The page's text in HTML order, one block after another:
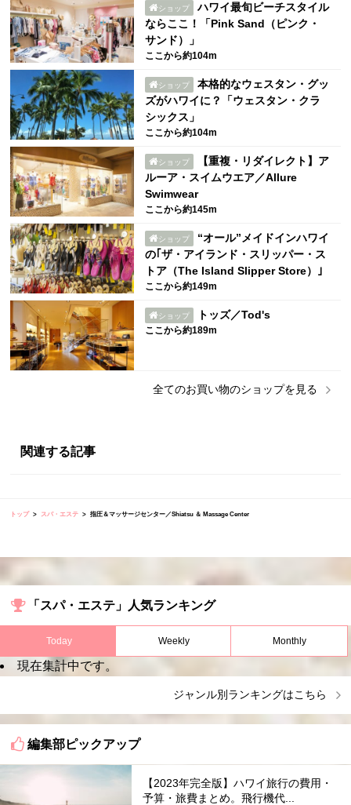
ショップ
ハワイ最旬ビーチスタイル
ならここ！「Pink Sand（ピンク・
サンド）」
ここから約104m
ショップ
本格的なウェスタン・グッ
ズがハワイに？「ウェスタン・クラ
シックス」
ここから約104m
ショップ
【重複・リダイレクト】ア
ルーア・スイムウエア／Allure
Swimwear
ここから約145m
ショップ
“オール”メイドインハワイ
の｢ザ・アイランド・スリッパー・ス
トア（The Island Slipper Store）｣
ここから約149m
ショップ トッズ／Tod's
ここから約189m
全てのお買い物のショップを見る
関連する記事
トップ スパ・エステ 指圧＆マッサージセンター／Shiatsu ＆ Massage Center
「スパ・エステ」人気ランキング
Today Weekly Monthly
現在集計中です。
ジャンル別ランキングはこちら
編集部ピックアップ
【2023年完全版】ハワイ旅行の費用・
予算・旅費まとめ。飛行機代...